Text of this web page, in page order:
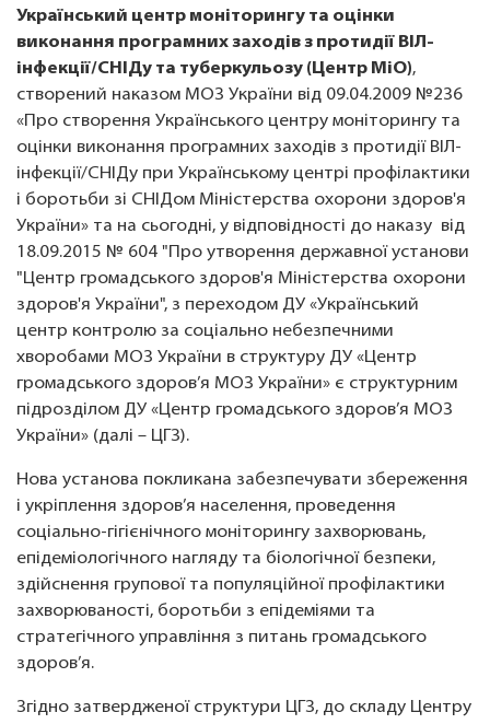
Український центр моніторингу та оцінки
виконання програмних заходів з протидії ВІЛ-
інфекції/СНІДу та туберкульозу (Центр МіО),
створений наказом МОЗ України від 09.04.2009 №236
« Про створення Українського центру моніторингу та
оцінки виконання програмних заходів з протидії ВІЛ-
інфекції/СНІДу при Українському центрі профілактики
і боротьби зі СНІДом Міністерства охорони здоров'я
України» та на сьогодні, у відповідності до наказу від
18.09.2015 № 604 "Про утворення державної установи
"Центр громадського здоров'я Міністерства охорони
здоров'я України", з переходом ДУ «Український
центр контролю за соціально небезпечними
хворобами МОЗ України в структуру ДУ «Центр
громадського здоров’я МОЗ України» є структурним
підрозділом ДУ «Центр громадського здоров’я МОЗ
України» (далі – ЦГЗ).
Нова установа покликана забезпечувати збереження
і укріплення здоров’я населення, проведення
соціально-гігієнічного моніторингу захворювань,
епідеміологічного нагляду та біологічної безпеки,
здійснення групової та популяційної профілактики
захворюваності, боротьби з епідеміями та
стратегічного управління з питань громадського
здоров’я.
Згідно затвердженої структури ЦГЗ, до складу Центру